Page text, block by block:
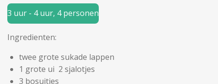
3 uur - 4 uur, 4 personen
Ingredienten:
twee grote sukade lappen
1 grote ui 2 sjalotjes
3 bosuitjes